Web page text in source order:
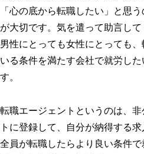
「心の底から転職したい」と思
が大切です。気を遣って助言し
男性にとっても女性にとっても
いる条件を満たす会社で就労し
す。
転職エージェントというのは、
トに登録して、自分が納得する
全員が転職したらより良い条件